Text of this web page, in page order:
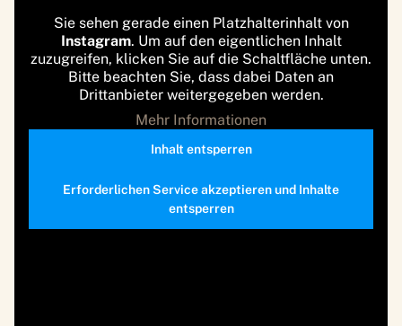
Sie sehen gerade einen Platzhalterinhalt von
Instagram. Um auf den eigentlichen Inhalt
zuzugreifen, klicken Sie auf die Schaltfläche unten.
Bitte beachten Sie, dass dabei Daten an
Drittanbieter weitergegeben werden.
Mehr Informationen
Inhalt entsperren
Erforderlichen Service akzeptieren und Inhalte
entsperren